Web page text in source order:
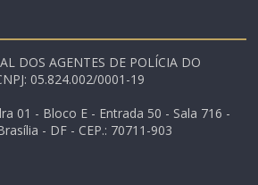
DOS AGENTES DE POLÍCIA DO
05.824.002/0001-19
01 - Bloco E - Entrada 50 - Sala 716 -
- DF - CEP.: 70711-903